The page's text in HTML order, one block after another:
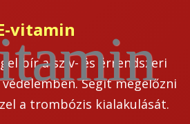
vitamin
bír a szív- és érrendszeri
Segít megelőzni
a trombózis kialakulását.